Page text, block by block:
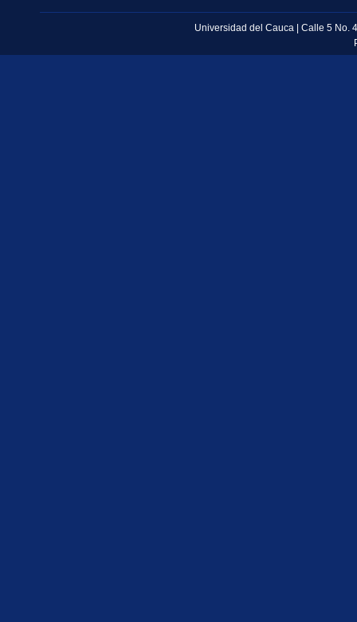
Universidad del Cauca | Calle 5 No.